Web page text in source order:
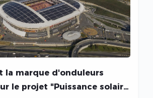
la marque d'onduleurs
le projet "Puissance solaire